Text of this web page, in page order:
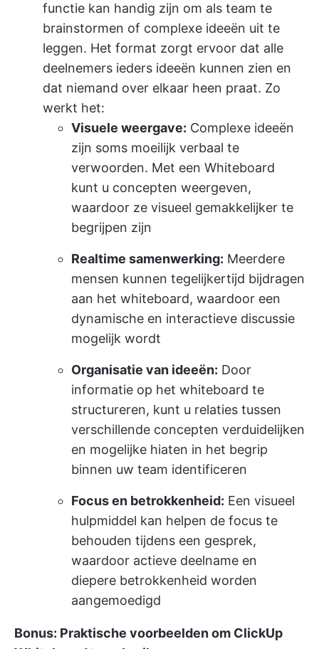
functie kan handig zijn om als team te
brainstormen of complexe ideeën uit te
leggen. Het format zorgt ervoor dat alle
deelnemers ieders ideeën kunnen zien en
dat niemand over elkaar heen praat. Zo
werkt het:
Visuele weergave: Complexe ideeën
zijn soms moeilijk verbaal te
verwoorden. Met een Whiteboard
kunt u concepten weergeven,
waardoor ze visueel gemakkelijker te
begrijpen zijn
Realtime samenwerking: Meerdere
mensen kunnen tegelijkertijd bijdragen
aan het whiteboard, waardoor een
dynamische en interactieve discussie
mogelijk wordt
Organisatie van ideeën: Door
informatie op het whiteboard te
structureren, kunt u relaties tussen
verschillende concepten verduidelijken
en mogelijke hiaten in het begrip
binnen uw team identificeren
Focus en betrokkenheid: Een visueel
hulpmiddel kan helpen de focus te
behouden tijdens een gesprek,
waardoor actieve deelname en
diepere betrokkenheid worden
aangemoedigd
Bonus: Praktische voorbeelden om ClickUp